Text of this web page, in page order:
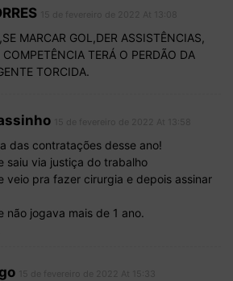
MARCAR GOL,DER ASSISTÊNCIAS,
COMPETÊNCIA TERÁ O PERDÃO DA
TORCIDA.
das contratações desse ano!
saiu via justiça do trabalho
veio pra fazer cirurgia e depois assinar
não jogava mais de 1 ano.